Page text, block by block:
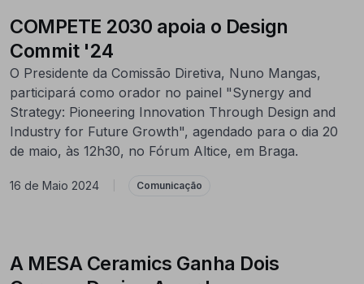
COMPETE 2030 apoia o Design
Commit '24
O Presidente da Comissão Diretiva, Nuno Mangas,
participará como orador no painel "Synergy and
Strategy: Pioneering Innovation Through Design and
Industry for Future Growth", agendado para o dia 20
de maio, às 12h30, no Fórum Altice, em Braga.
16 de Maio 2024 Comunicação
A MESA Ceramics Ganha Dois